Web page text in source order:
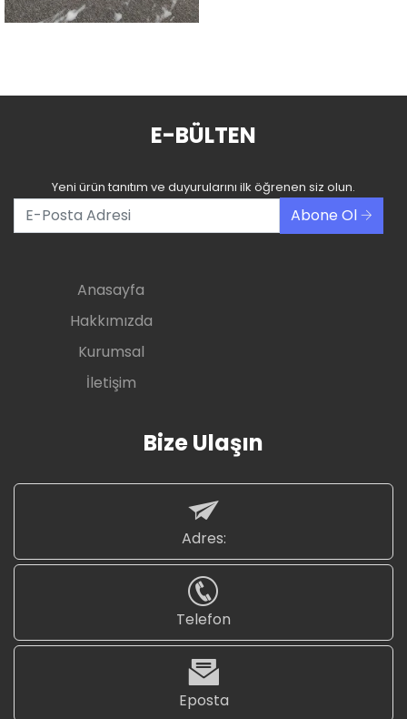
E-BÜLTEN
Yeni ürün tanıtım ve duyurularını ilk öğrenen siz olun.
Abone Ol
Anasayfa
Hakkımızda
Kurumsal
İletişim
Bize Ulaşın
Adres:
Telefon
Eposta